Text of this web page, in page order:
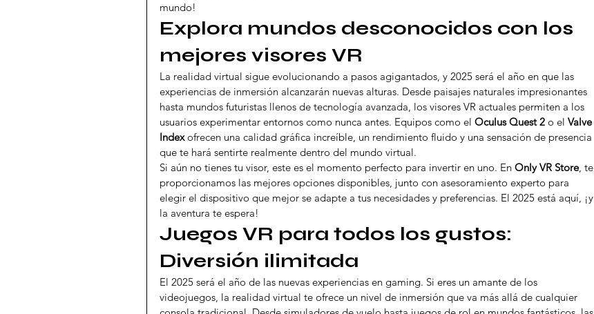
mundo!
Explora mundos desconocidos con los
mejores visores VR
La realidad virtual sigue evolucionando a pasos agigantados, y 2025 será el año en que las
experiencias de inmersión alcanzarán nuevas alturas. Desde paisajes naturales impresionantes
hasta mundos futuristas llenos de tecnología avanzada, los visores VR actuales permiten a los
usuarios experimentar entornos como nunca antes. Equipos como el Oculus Quest 2 o el Valve
Index ofrecen una calidad gráfica increíble, un rendimiento fluido y una sensación de presencia
que te hará sentirte realmente dentro del mundo virtual.
Si aún no tienes tu visor, este es el momento perfecto para invertir en uno. En Only VR Store, te
proporcionamos las mejores opciones disponibles, junto con asesoramiento experto para
elegir el dispositivo que mejor se adapte a tus necesidades y preferencias. El 2025 está aquí, ¡y
la aventura te espera!
Juegos VR para todos los gustos:
Diversión ilimitada
El 2025 será el año de las nuevas experiencias en gaming. Si eres un amante de los
videojuegos, la realidad virtual te ofrece un nivel de inmersión que va más allá de cualquier